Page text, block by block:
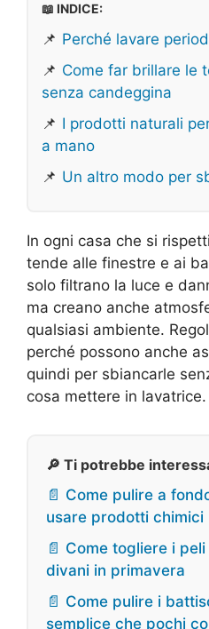
📖 INDICE:
📌 Perché lavare
📌 Come far brillare le
senza candeggina
📌 I prodotti naturali
a mano
📌 Un altro modo per
In ogni casa che si
tende alle finestre e ai
solo filtrano la luce e
ma creano anche
qualsiasi ambiente.
perché possono anche
quindi per sbiancarle
cosa mettere in lavatrice.
🔎 Ti potrebbe
📄 Come pulire a
usare prodotti chimici
📄 Come togliere i
divani in primavera
📄 Come pulire i
semplice che pochi